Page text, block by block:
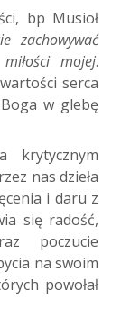
bp Musioł
zachowywać
mojej.
serca
w glebę
krytycznym
nas dzieła
i daru z
się radość,
poczucie
na swoim
powołał